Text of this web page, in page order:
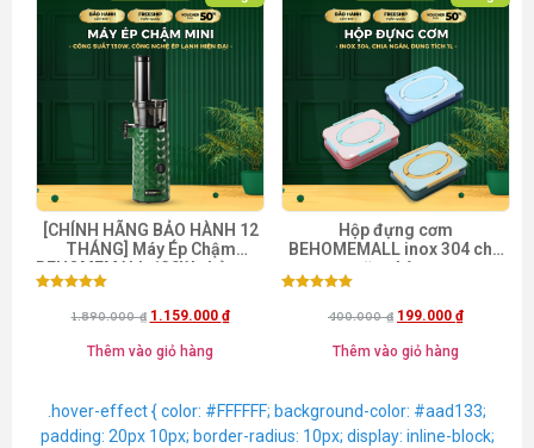
[CHÍNH HÃNG BẢO HÀNH 12
THÁNG] Máy Ép Chậm
BEHOMEMALL 130W nhỏ gọn,
tiện dụng [Kèm quà tặng] [Mã
freeship BHMFS25]
hạng
1.890.000₫ 1.159.000 ₫
Thêm vào giỏ hàng
Hộp đựng cơm
BEHOMEMALL inox 304 cho
văn phòng
hạng400.000₫ 199.000 ₫
Thêm vào giỏ hàng
.hover-effect { color: #FFFFFF; background-color: #aad133;
padding: 20px 10px; border-radius: 10px; display: inline-block;